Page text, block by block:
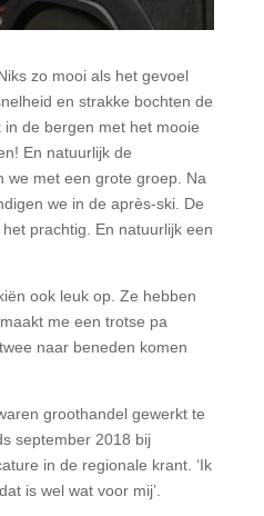
zo mooi als het gevoel
en strakke bochten de
de bergen met het mooie
En natuurlijk de
we met een grote groep. Na
we in de après-ski. De
prachtig. En natuurlijk een
ook leuk op. Ze hebben
me een trotse pa
naar beneden komen
groothandel gewerkt te
september 2018 bij
in de regionale krant. ‘Ik
is wel wat voor mij’.